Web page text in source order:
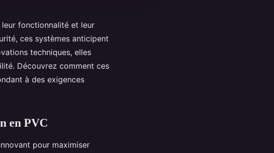
fonctionnalité et leur
ces systèmes anticipent
techniques, elles
Découvrez comment ces
à des exigences
en PVC
pour maximiser